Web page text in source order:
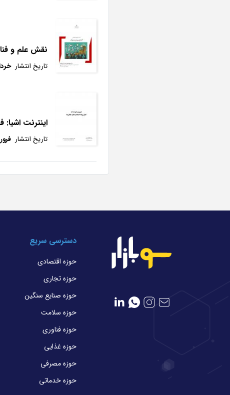
نقش علم و
تاریخ انتشار خرداد
اینترنت اشیا:
تاریخ انتشار
دسترسی سریع
حوزه اقتصادی
حوزه تجاری
حوزه صنایع سنگین
حوزه سلامت
حوزه فناوری
حوزه غذایی
حوزه مصرفی
حوزه خدماتی